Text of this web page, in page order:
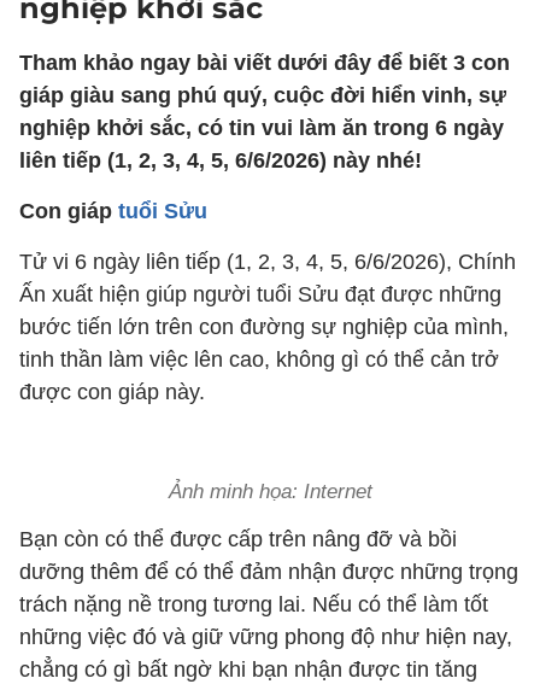
nghiệp khởi sắc
Tham khảo ngay bài viết dưới đây để biết 3 con
giáp giàu sang phú quý, cuộc đời hiển vinh, sự
nghiệp khởi sắc, có tin vui làm ăn trong 6 ngày
liên tiếp (1, 2, 3, 4, 5, 6/6/2026) này nhé!
Con giáp tuổi Sửu
Tử vi 6 ngày liên tiếp (1, 2, 3, 4, 5, 6/6/2026), Chính
Ấn xuất hiện giúp người tuổi Sửu đạt được những
bước tiến lớn trên con đường sự nghiệp của mình,
tinh thần làm việc lên cao, không gì có thể cản trở
được con giáp này.
Ảnh minh họa: Internet
Bạn còn có thể được cấp trên nâng đỡ và bồi
dưỡng thêm để có thể đảm nhận được những trọng
trách nặng nề trong tương lai. Nếu có thể làm tốt
những việc đó và giữ vững phong độ như hiện nay,
chẳng có gì bất ngờ khi bạn nhận được tin tăng